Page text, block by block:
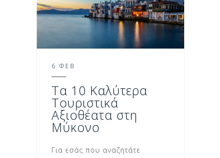
6 ΦΕΒ
Τα 10 Καλύτερα
Τουριστικά
Αξιοθέατα στη
Μύκονο
Για εσάς που αναζητάτε